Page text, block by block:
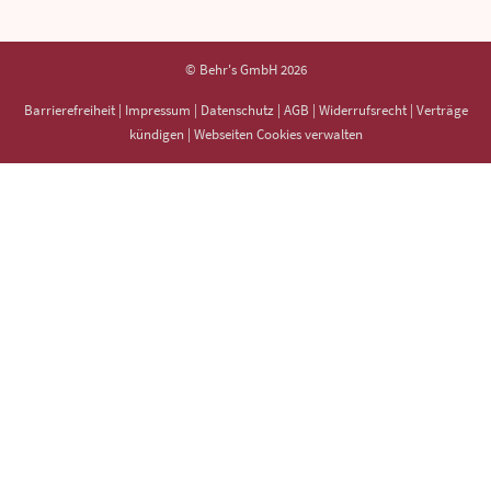
© Behr's GmbH 2026
Barrierefreiheit | Impressum | Datenschutz | AGB | Widerrufsrecht | Verträge
kündigen | Webseiten Cookies verwalten